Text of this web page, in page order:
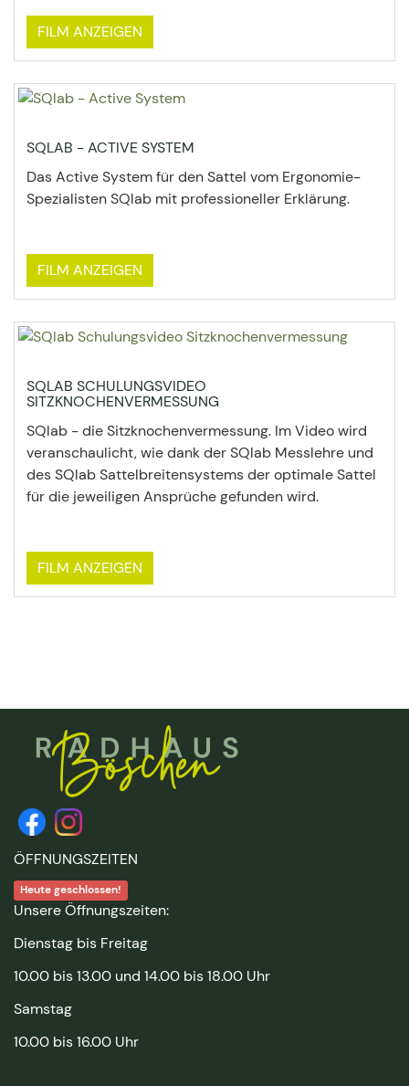
FILM ANZEIGEN
SQLAB - ACTIVE SYSTEM
Das Active System für den Sattel vom Ergonomie-
Spezialisten SQlab mit professioneller Erklärung.
FILM ANZEIGEN
SQLAB SCHULUNGSVIDEO
SITZKNOCHENVERMESSUNG
SQlab - die Sitzknochenvermessung. Im Video wird
veranschaulicht, wie dank der SQlab Messlehre und
des SQlab Sattelbreitensystems der optimale Sattel
für die jeweiligen Ansprüche gefunden wird.
FILM ANZEIGEN
ÖFFNUNGSZEITEN
Heute geschlossen!
Unsere Öffnungszeiten:
Dienstag bis Freitag
10.00 bis 13.00 und 14.00 bis 18.00 Uhr
Samstag
10.00 bis 16.00 Uhr